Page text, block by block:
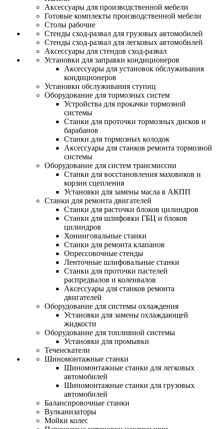
Аксессуары для производственной мебели
Готовые комплекты производственной мебели
Столы рабочие
Стенды сход-развал для грузовых автомобилей
Стенды сход-развал для легковых автомобилей
Аксессуары для стендов сход-развал
Установки для заправки кондиционеров
Аксессуары для установок обслуживания
кондиционеров
Установки обслуживания ступиц
Оборудование для тормозных систем
Устройства для прокачки тормозной
системы
Станки для проточки тормозных дисков и
барабанов
Станки для тормозных колодок
Аксессуары для станков ремонта тормозной
системы
Оборудование для систем трансмиссии
Станки для восстановления маховиков и
корзин сцепления
Установки для замены масла в АКПП
Станки для ремонта двигателей
Станки для расточки блоков цилиндров
Станки для шлифовки ГБЦ и блоков
цилиндров
Хонинговальные станки
Станки для ремонта клапанов
Опрессовочные стенды
Ленточные шлифовальные станки
Станки для проточки пастелей
распредвалов и коленвалов
Аксессуары для станков ремонта
двигателей
Оборудование для системы охлаждения
Установки для замены охлаждающей
жидкости
Оборудование для топливной системы
Установки для промывки
Течеискатели
Шиномонтажные станки
Шиномонтажные станки для легковых
автомобилей
Шиномонтажные станки для грузовых
автомобилей
Балансировочные станки
Вулканизаторы
Мойки колес